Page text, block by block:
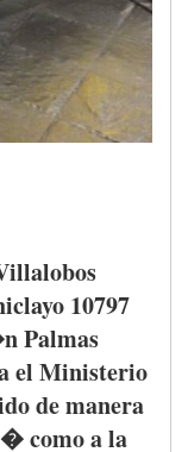
10797
Palmas
el Ministerio
demanera
comoa la